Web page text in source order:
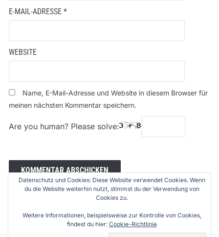
E-MAIL-ADRESSE *
WEBSITE
Name, E-Mail-Adresse und Website in diesem Browser für
meinen nächsten Kommentar speichern.
Are you human? Please solve:
Datenschutz und Cookies: Diese Website verwendet Cookies. Wenn
du die Website weiterhin nutzt, stimmst du der Verwendung von
Cookies zu.
Weitere Informationen, beispielsweise zur Kontrolle von Cookies,
findest du hier: Cookie-Richtlinie